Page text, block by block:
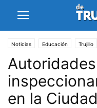
Noticias Educación Trujillo
en la